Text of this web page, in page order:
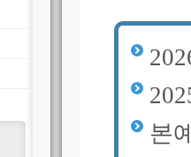
본